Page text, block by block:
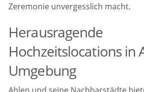
Zeremonie unvergesslich macht.
Herausragende
Hochzeitslocations in
Umgebung